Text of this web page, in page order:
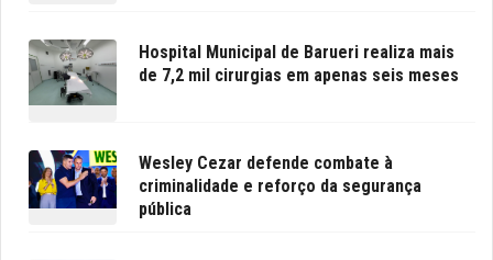
Hospital Municipal de Barueri realiza mais
de 7,2 mil cirurgias em apenas seis meses
Wesley Cezar defende combate à
criminalidade e reforço da segurança
pública